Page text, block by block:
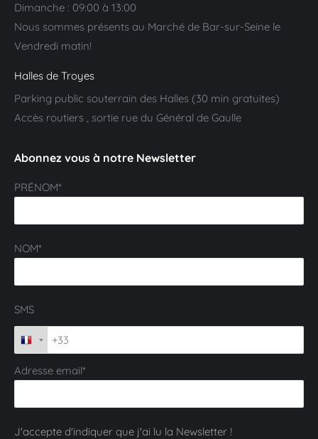
Dimanche : 09:00 à 13:00
Nous sommes présents au Marché de Bar-sur-Seine le
Vendredi matin!
Halles de Troyes
Parking public souterrain des Halles (30 min gratuites)
Accès routiers , sortie rue du Général de Gaulle
Abonnez vous à notre Newsletter
PRÉNOM*
NOM*
SMS
Adresse email*
J'accepte d'indiquer que j'ai lu la Newsletter !